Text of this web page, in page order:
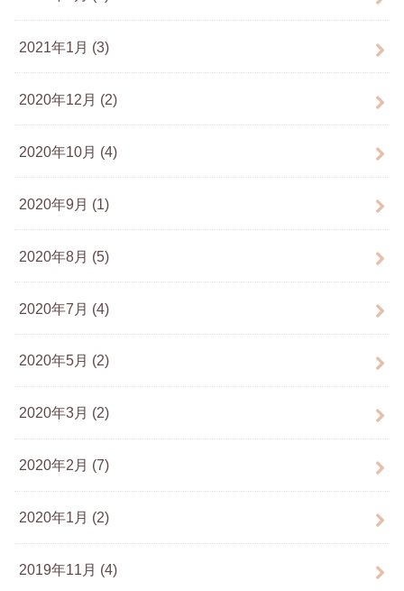
2021年1月 (3)
2020年12月 (2)
2020年10月 (4)
2020年9月 (1)
2020年8月 (5)
2020年7月 (4)
2020年5月 (2)
2020年3月 (2)
2020年2月 (7)
2020年1月 (2)
2019年11月 (4)